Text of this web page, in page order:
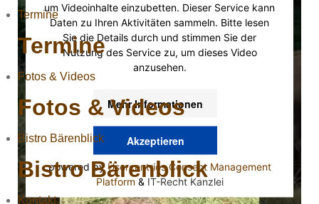
Termine
Termine
Fotos & Videos
Fotos & Videos
Bistro Bärenblick
Bistro Bärenblick
Kontakt
um Videoinhalte einzubetten. Dieser Service kann
Daten zu Ihren Aktivitäten sammeln. Bitte lesen
Sie die Details durch und stimmen Sie der
Nutzung des Service zu, um dieses Video
anzusehen.
Mehr Informationen
Akzeptieren
powered byUsercentrics Consent Management
Platform&IT-Recht Kanzlei